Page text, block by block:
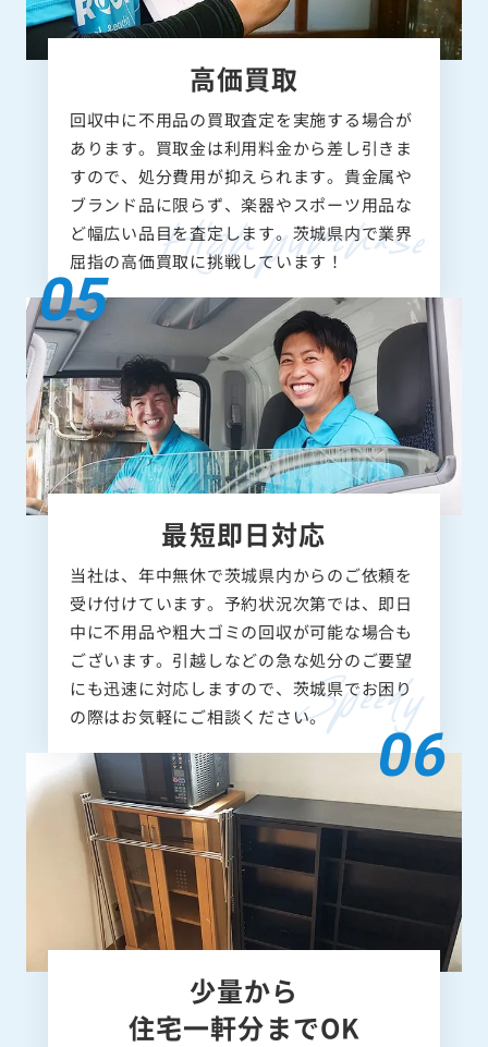
高価買取
回収中に不用品の買取査定を実施する場合が
あります。買取金は利用料金から差し引きま
すので、処分費用が抑えられます。貴金属や
ブランド品に限らず、楽器やスポーツ用品な
ど幅広い品目を査定します。茨城県内で業界
屈指の高価買取に挑戦しています！
最短即日対応
当社は、年中無休で茨城県内からのご依頼を
受け付けています。予約状況次第では、即日
中に不用品や粗大ゴミの回収が可能な場合も
ございます。引越しなどの急な処分のご要望
にも迅速に対応しますので、茨城県でお困り
の際はお気軽にご相談ください。
少量から
住宅一軒分までOK